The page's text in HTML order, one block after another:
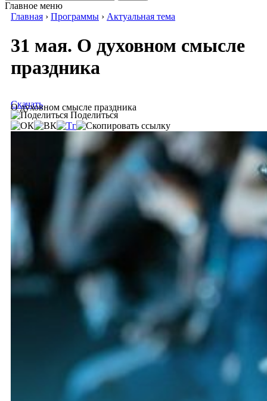
Главное меню
Главная › Программы › Актуальная тема
31 мая. О духовном смысле
праздника
О духовном смысле праздника
Скачать
Поделиться